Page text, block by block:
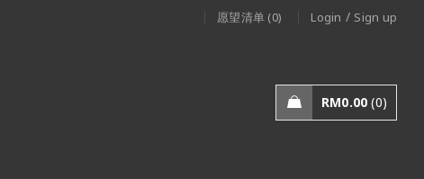
愿望清单 (0) Login / Sign up
RM0.00 0